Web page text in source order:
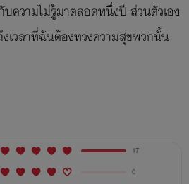
ความไม่รู้มาตลอดหนึ่งปี ส่วนตัวเอง
วลาที่ฉันต้องทวงความสุขพวกนั้น
17
0